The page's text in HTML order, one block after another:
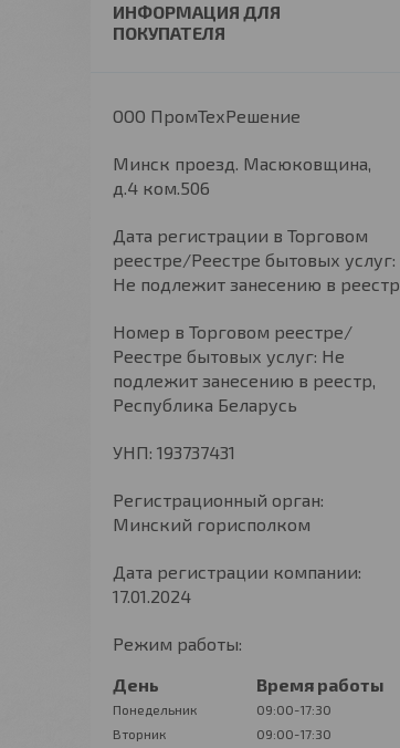
ИНФОРМАЦИЯ ДЛЯ
ПОКУПАТЕЛЯ
ООО ПромТехРешение
Минск проезд. Масюковщина,
д.4 ком.506
Дата регистрации в Торговом
реестре/Реестре бытовых услуг:
Не подлежит занесению в реестр
Номер в Торговом реестре/
Реестре бытовых услуг: Не
подлежит занесению в реестр,
Республика Беларусь
УНП: 193737431
Регистрационный орган:
Минский горисполком
Дата регистрации компании:
17.01.2024
Режим работы:
День
Время работы
Понедельник
09:00-17:30
Вторник
09:00-17:30